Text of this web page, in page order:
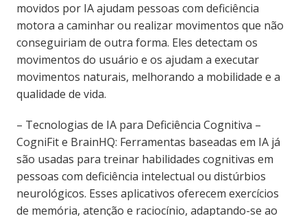
movidos por IA ajudam pessoas com deficiência
motora a caminhar ou realizar movimentos que não
conseguiriam de outra forma. Eles detectam os
movimentos do usuário e os ajudam a executar
movimentos naturais, melhorando a mobilidade e a
qualidade de vida.
– Tecnologias de IA para Deficiência Cognitiva –
CogniFit e BrainHQ: Ferramentas baseadas em IA já
são usadas para treinar habilidades cognitivas em
pessoas com deficiência intelectual ou distúrbios
neurológicos. Esses aplicativos oferecem exercícios
de memória, atenção e raciocínio, adaptando-se ao